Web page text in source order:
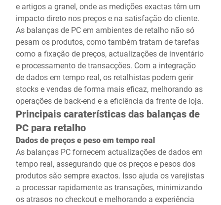
e artigos a granel, onde as medições exactas têm um
impacto direto nos preços e na satisfação do cliente.
As balanças de PC em ambientes de retalho não só
pesam os produtos, como também tratam de tarefas
como a fixação de preços, actualizações de inventário
e processamento de transacções. Com a integração
de dados em tempo real, os retalhistas podem gerir
stocks e vendas de forma mais eficaz, melhorando as
operações de back-end e a eficiência da frente de loja.
Principais caraterísticas das balanças de
PC para retalho
Dados de preços e peso em tempo real
As balanças PC fornecem actualizações de dados em
tempo real, assegurando que os preços e pesos dos
produtos são sempre exactos. Isso ajuda os varejistas
a processar rapidamente as transações, minimizando
os atrasos no checkout e melhorando a experiência